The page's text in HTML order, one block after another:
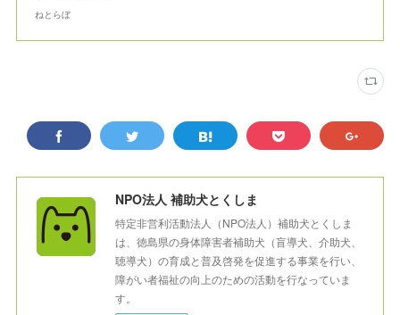
ねとらぼ
NPO法人 補助犬とくしま
特定非営利活動法人（NPO法人）補助犬とくしま
は、徳島県の身体障害者補助犬（盲導犬、介助犬、
聴導犬）の育成と普及啓発を促進する事業を行い、
障がい者福祉の向上のための活動を行なっていま
す。